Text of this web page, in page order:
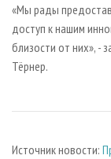
«Мы рады
доступ к нашим
близости от них», -
Тёрнер.
Источник новости: